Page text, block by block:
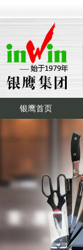
银鹰首页